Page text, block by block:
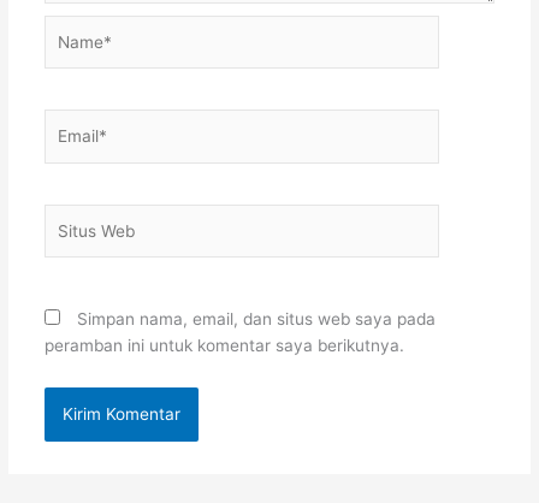
Web
Simpan nama, email, dan situs web saya pada
peramban ini untuk komentar saya berikutnya.